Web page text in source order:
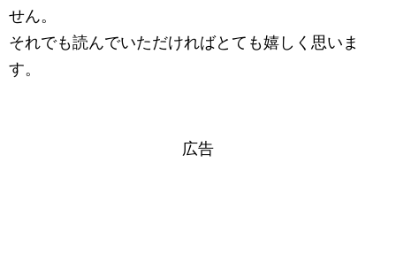
せん。
それでも読んでいただければとても嬉しく思いま
す。
広告